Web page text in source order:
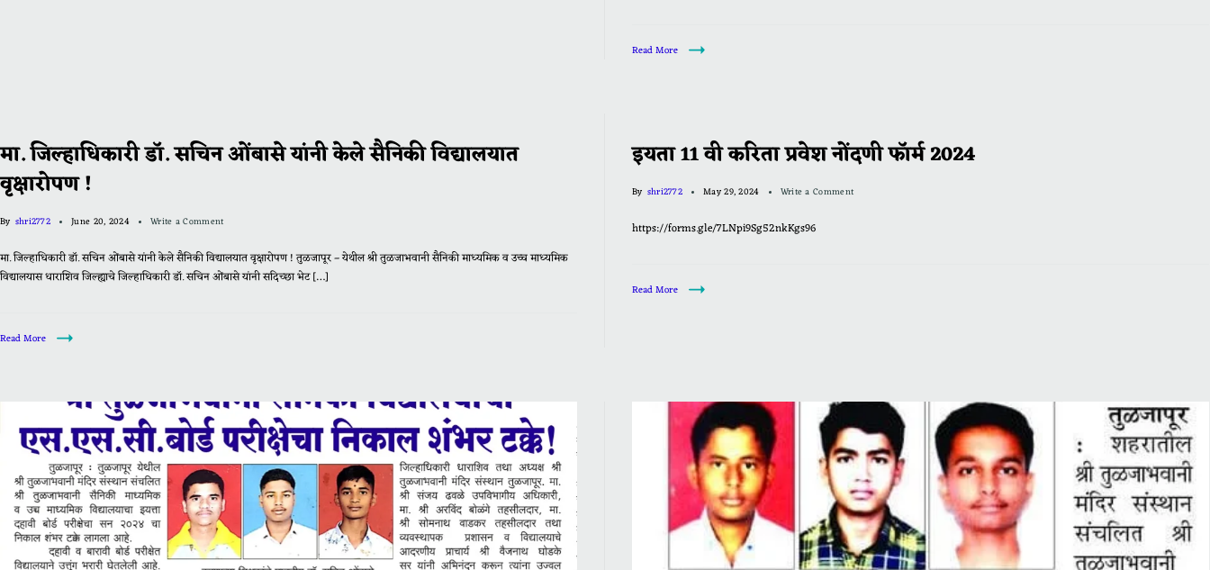
Read More
मा. जिल्हाधिकारी डॉ. सचिन ओंबासे यांनी केले सैनिकी विद्यालयात
वृक्षारोपण !
By shri2772 June 20, 2024 Write a Comment
मा. जिल्हाधिकारी डॉ. सचिन ओंबासे यांनी केले सैनिकी विद्यालयात वृक्षारोपण ! तुळजापूर – येथील श्री तुळजाभवानी सैनिकी माध्यमिक व उच्च माध्यमिक
विद्यालयास धाराशिव जिल्ह्याचे जिल्हाधिकारी डॉ. सचिन ओंबासे यांनी सदिच्छा भेट […]
Read More
इयता 11 वी करिता प्रवेश नोंदणी फॉर्म 2024
By shri2772 May 29, 2024 Write a Comment
https://forms.gle/7LNpi9Sg52nkKgs96
Read More